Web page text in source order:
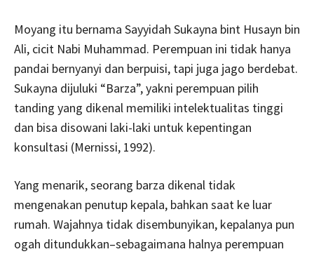
Moyang itu bernama Sayyidah Sukayna bint Husayn bin
Ali, cicit Nabi Muhammad. Perempuan ini tidak hanya
pandai bernyanyi dan berpuisi, tapi juga jago berdebat.
Sukayna dijuluki “Barza”, yakni perempuan pilih
tanding yang dikenal memiliki intelektualitas tinggi
dan bisa disowani laki-laki untuk kepentingan
konsultasi (Mernissi, 1992).
Yang menarik, seorang barza dikenal tidak
mengenakan penutup kepala, bahkan saat ke luar
rumah. Wajahnya tidak disembunyikan, kepalanya pun
ogah ditundukkan–sebagaimana halnya perempuan